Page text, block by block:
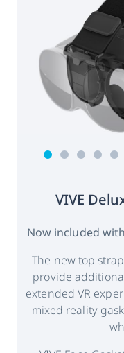
VIVE
Now included
The new top
provide
extended VR
mixed reality